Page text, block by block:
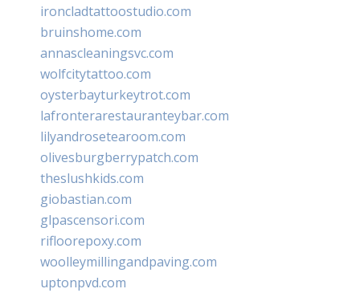
ironcladtattoostudio.com
bruinshome.com
annascleaningsvc.com
wolfcitytattoo.com
oysterbayturkeytrot.com
lafronterarestauranteybar.com
lilyandrosetearoom.com
olivesburgberrypatch.com
theslushkids.com
giobastian.com
glpascensori.com
rifloorepoxy.com
woolleymillingandpaving.com
uptonpvd.com